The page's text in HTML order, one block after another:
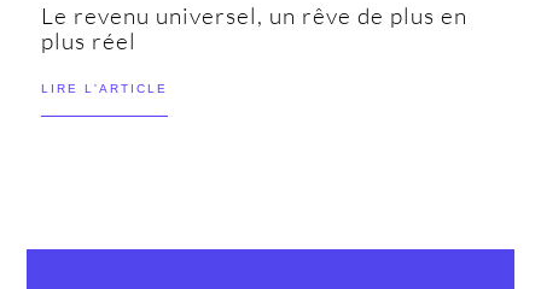
Le revenu universel, un rêve de plus en
plus réel
LIRE L'ARTICLE